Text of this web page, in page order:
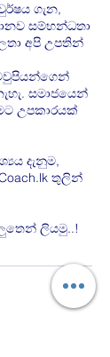
ගැන,
සම්භන්ධතා
අපි උපතින්
සමාජයෙන්
උපකාරයක්
දැනුම,
තුලින්
ලියමු..!